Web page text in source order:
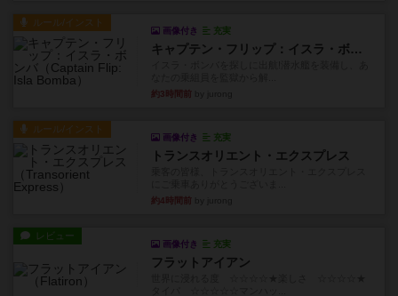
ルール/インスト
画像付き 充実
キャプテン・フリップ：イスラ・ボンバ
約3時間前
ルール/インスト
画像付き 充実
トランスオリエント・エクスプレス
約4時間前
レビュー
画像付き 充実
フラットアイアン